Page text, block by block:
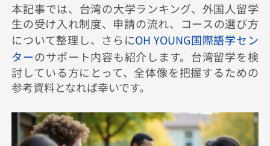
本記事では、台湾の大学ランキング、外国人留学
生の受け入れ制度、申請の流れ、コースの選び方
について整理し、さらにOH YOUNG国際語学セン
ターのサポート内容も紹介します。台湾留学を検
討している方にとって、全体像を把握するための
参考資料となれば幸いです。